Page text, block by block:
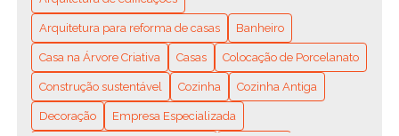
VOCÊ? GUIA COMPLETO PARA RESOLVER SEUS
PROBLEMAS HIDRÁULICOS RÁPIDO E FÁCIL
COMO ENCONTRAR O MELHOR ENCANADOR
RESIDENCIAL PERTO DE MIM: DICAS E RECOMENDAÇÕES
COMO ESCOLHER A MELHOR EMPRESA DE REFORMA DE
Arquitetura para reforma de casas Banheiro
Casa na Árvore Criativa Casas Colocação de Porcelanato
Construção sustentável Cozinha Cozinha Antiga
Decoração Empresa Especializada